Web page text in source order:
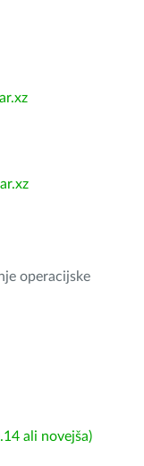
operacijske
ali novejša)